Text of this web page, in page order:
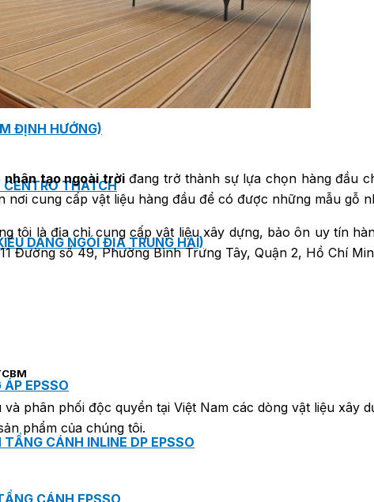
SOON
ĐỊNH HƯỚNG)
THATCH
DÁNG NGÓI ĐỊA TRUNG HẢI)
EPSSO
CÁNH INLINE DP EPSSO
CÁNH EPSSO
nhân tạo ngoài trờiđang trở thành sự lựa chọn hàng đầu
nơi cung cấp vật liệu hàng đầu để có được những mẫu gỗ
tôi là địa chỉ cung cấp vật liệu xây dựng, bảo ôn uy tín
Đường số 49, Phường Bình Trưng Tây, Quận 2, Hồ Chí
phân phối độc quyền tại Việt Nam các dòng vật liệu xây
phẩm của chúng tôi.